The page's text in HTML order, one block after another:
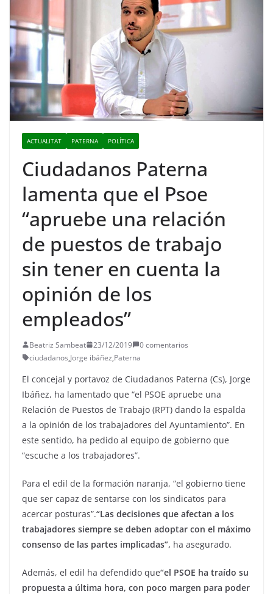
ACTUALITAT PATERNA POLÍTICA
Ciudadanos Paterna
lamenta que el Psoe
“apruebe una relación
de puestos de trabajo
sin tener en cuenta la
opinión de los
empleados”
Beatriz Sambeat 23/12/2019
0 comentarios
ciudadanos,Jorge ibáñez,Paterna
El concejal y portavoz de Ciudadanos Paterna (Cs), Jorge
Ibáñez, ha lamentado que “el PSOE apruebe una
Relación de Puestos de Trabajo (RPT) dando la espalda
a la opinión de los trabajadores del Ayuntamiento”. En
este sentido, ha pedido al equipo de gobierno que
“escuche a los trabajadores”.
Para el edil de la formación naranja, “el gobierno tiene
que ser capaz de sentarse con los sindicatos para
acercar posturas”.“Las decisiones que afectan a los
trabajadores siempre se deben adoptar con el máximo
consenso de las partes implicadas”, ha asegurado.
Además, el edil ha defendido que“el PSOE ha traído su
propuesta a última hora, con poco margen para poder